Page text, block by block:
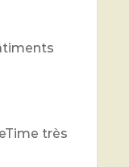
très